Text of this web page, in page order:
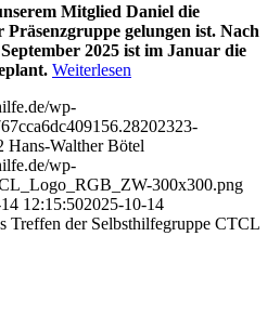
Mitglied Daniel die
gelungen ist. Nach
2025 ist im Januar die
Weiterlesen
wp-
Hans-Walther Bötel
wp-
300x300.png
12:15:502025-10-14
Treffen der Selbsthilfegruppe CTCL